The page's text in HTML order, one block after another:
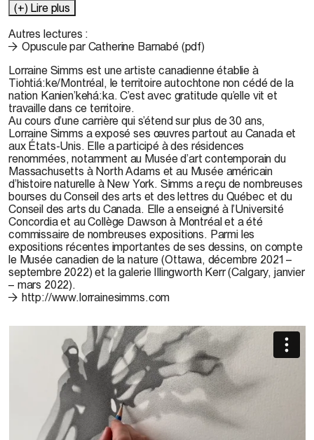
(+) Lire plus
Autres lectures :
Opuscule par Catherine Barnabé (pdf)
Lorraine Simms est une artiste canadienneétablie à
Tiohtiá:ke/Montréal, le territoire autochtone non cédé de la
nation Kanien’kehá:ka. C’est avec gratitude qu’elle vit et
travaille dans ce territoire.
Au cours d’une carrière qui s’étend sur plus de 30 ans,
Lorraine Simms a exposé ses œuvres partout au Canada et
aux États-Unis. Elle a participéà des résidences
renommées, notamment au Musée d’art contemporain du
Massachusetts à North Adams et au Musée américain
d’histoire naturelle à New York. Simms a reçu de nombreuses
bourses du Conseil des arts et des lettres du Québec et du
Conseil des arts du Canada. Elle a enseigné à l’Université
Concordia et au Collège Dawson à Montréal et aété
commissaire de nombreuses expositions. Parmi les
expositions récentes importantes de ses dessins, on compte
le Musée canadien de la nature (Ottawa, décembre 2021 –
septembre 2022) et la galerie Illingworth Kerr (Calgary, janvier
– mars 2022).
http://www.lorrainesimms.com